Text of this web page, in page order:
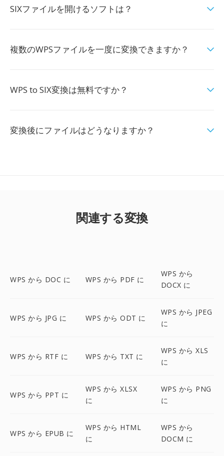
SIXファイルを開けるソフトは？
複数のWPSファイルを一度に変換できますか？
WPS to SIX変換は無料ですか？
変換後にファイルはどうなりますか？
関連する変換
WPS から DOC に WPS から PDF に
WPS から
DOCX に
WPS から JPG に WPS から ODT に
WPS から JPEG
に
WPS から RTF に WPS から TXT に
WPS から XLS
に
WPS から PPT に
WPS から XLSX
に
WPS から PNG
に
WPS から EPUB に
WPS から HTML
に
WPS から
DOCM に